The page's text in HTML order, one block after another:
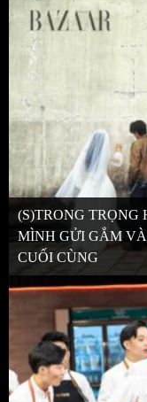
(S)TRONG
MÌNH GỬI GẮM
CUỐI CÙNG